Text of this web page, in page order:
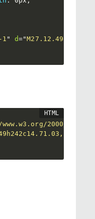
" d="
2000/svg